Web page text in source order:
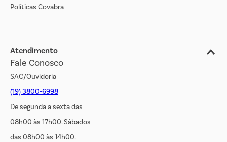
Cliente Bem Estar
Jornal de Ofertas
Transparência Salarial
Políticas Covabra
Atendimento
Fale Conosco
SAC/Ouvidoria
(19) 3800-6998
De segunda a sexta das
08h00 às 17h00. Sábados
das 08h00 às 14h00.